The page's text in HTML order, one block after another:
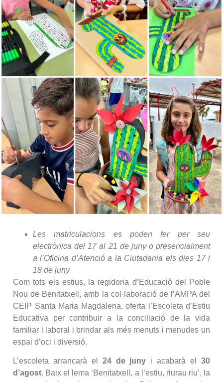
Les matriculacions es poden fer per seu
electrònica del 17 al 21 de juny o presencialment
a l’Oficina d’Atenció a la Ciutadania els dies 17 i
18 de juny
Com tots els estius, la regidoria d’Educació del Poble
Nou de Benitatxell, amb la col·laboració de l’AMPA del
CEIP Santa Maria Magdalena, oferta l’Escoleta d’Estiu
Educativa per contribuir a la conciliació de la vida
familiar i laboral i brindar als més menuts i menudes un
espai d’oci i diversió.
L’escoleta arrancarà el 24 de juny i acabarà el30
d’agost. Baix el lema ‘Benitatxell, a l’estiu, riurau riu’, la